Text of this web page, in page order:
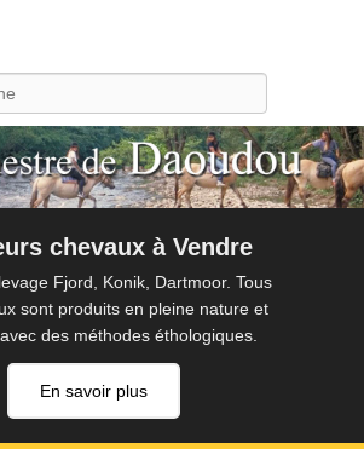
chevaux à Vendre
Fjord, Konik, Dartmoor. Tous
sont produits en pleine nature et
des méthodes éthologiques.
En savoir plus